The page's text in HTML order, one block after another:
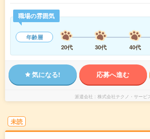
職場の雰囲気
年齢層
20代
30代 40代
気になる! 応募へ進む
派遣会社 株式会社テクノ・サービ
未読